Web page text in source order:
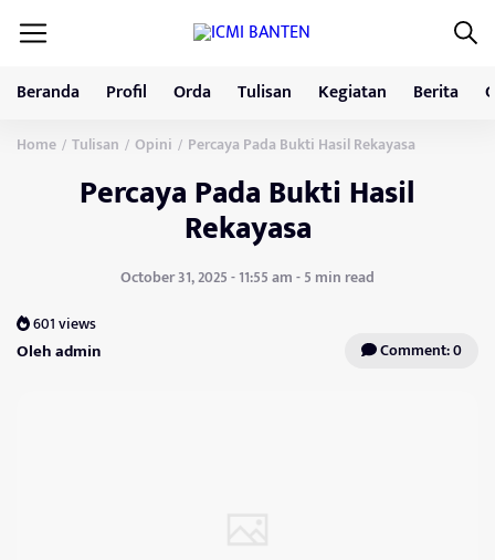
Beranda Profil Orda Tulisan Kegiatan Berita
Home / Tulisan / Opini / Percaya Pada Bukti Hasil Rekayasa
Percaya Pada Bukti Hasil
Rekayasa
October 31, 2025 - 11:55 am - 5 min read
601 views
Oleh admin Comment: 0